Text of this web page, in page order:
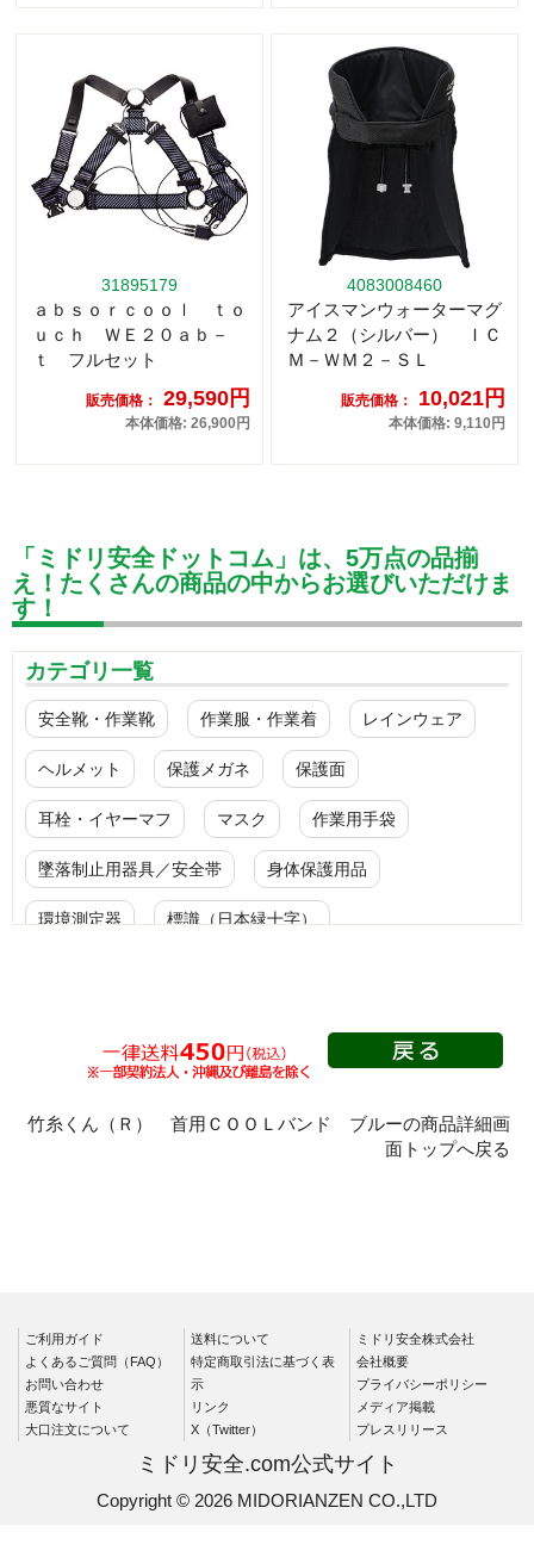
31895179
ａｂｓｏｒｃｏｏｌ ｔｏ
ｕｃｈ ＷＥ２０ａｂ－
ｔ フルセット
販売価格： 29,590円
本体価格: 26,900円
4083008460
アイスマンウォーターマグ
ナム２（シルバー） ＩＣ
Ｍ－ＷＭ２－ＳＬ
販売価格： 10,021円
本体価格: 9,110円
「ミドリ安全ドットコム」は、5万点の品揃
え！たくさんの商品の中からお選びいただけま
す！
カテゴリ一覧
安全靴・作業靴 作業服・作業着 レインウェア
ヘルメット 保護メガネ 保護面
耳栓・イヤーマフ マスク 作業用手袋
墜落制止用器具／安全帯 身体保護用品
環境測定器 標識（日本緑十字）
設備用品・作業補助用品 工事作業用品
分煙対策機器 衛生用品 保安・保守用品
商品カテゴリ一覧
熱中対策用品 防寒・雪対策用品
竹糸くん（Ｒ） 首用ＣＯＯＬバンド ブルーの商品詳細画
面トップへ戻る
ご利用ガイド
よくあるご質問（FAQ）
お問い合わせ
悪質なサイト
大口注文について
送料について
特定商取引法に基づく表
示
リンク
X（Twitter）
ミドリ安全株式会社
会社概要
プライバシーポリシー
メディア掲載
プレスリリース
ミドリ安全.com公式サイト
Copyright © 2026 MIDORIANZEN CO.,LTD